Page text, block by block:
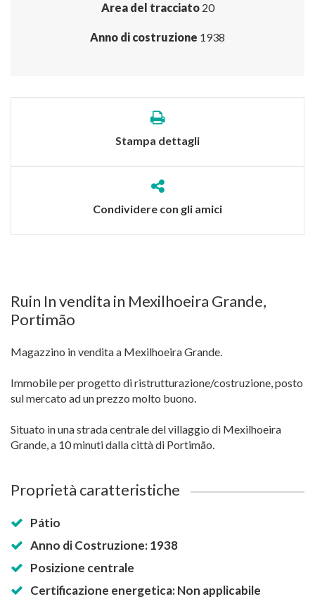
Area del tracciato20
Anno di costruzione 1938
Stampa dettagli
Condividere con gli amici
Ruin In vendita in Mexilhoeira Grande,
Portimão
Magazzino in vendita a Mexilhoeira Grande.
Immobile per progetto di ristrutturazione/costruzione, posto
sul mercato ad un prezzo molto buono.
Situato in una strada centrale del villaggio di Mexilhoeira
Grande, a 10 minuti dalla città di Portimão.
Proprietà caratteristiche
Pátio
Anno di Costruzione: 1938
Posizione centrale
Certificazione energetica: Non applicabile